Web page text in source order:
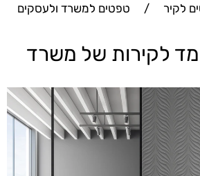
לקיר / טפטים למשרד ולעסקים
לקירות של משרד